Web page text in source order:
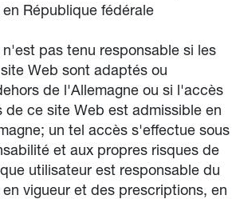
République fédérale
pas tenu responsable si les
Web sont adaptés ou
de l'Allemagne ou si l'accès
de ce site Web est admissible en
un tel accès s'effectue sous
et aux propres risques de
utilisateur est responsable du
vigueur et des prescriptions, en